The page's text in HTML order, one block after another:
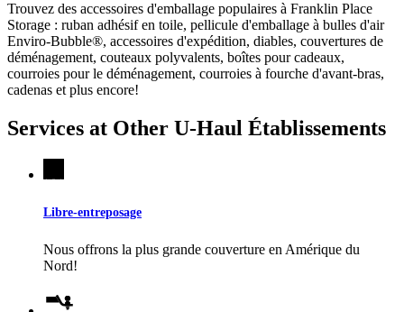
Trouvez des accessoires d'emballage populaires à Franklin Place
Storage : ruban adhésif en toile, pellicule d'emballage à bulles d'air
Enviro-Bubble®, accessoires d'expédition, diables, couvertures de
déménagement, couteaux polyvalents, boîtes pour cadeaux,
courroies pour le déménagement, courroies à fourche d'avant-bras,
cadenas et plus encore!
Services at Other U-Haul Établissements
Libre-entreposage
Nous offrons la plus grande couverture en Amérique du
Nord!